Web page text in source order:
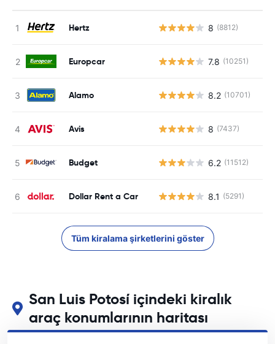
Hertz 8 (8812)
Europcar 7.8 (10251)
Alamo 8.2 (10701)
Avis 8 (7437)
Budget 6.2 (11512)
Dollar Rent a Car 8.1 (5291)
Tüm kiralama şirketlerini göster
San Luis Potosí içindeki kiralık
araç konumlarının haritası
San Luis Potosí içindeki başlıca araç kiralama yerlerimizi görün